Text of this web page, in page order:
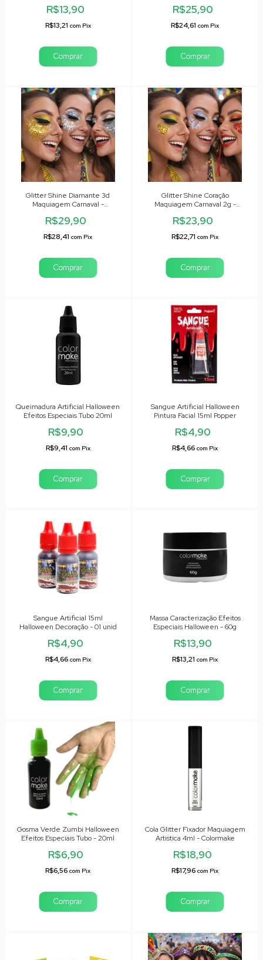
R$13,90
R$13,21 com Pix
Comprar
R$25,90
R$24,61com Pix
Comprar
Glitter Shine Diamante 3d
Maquiagem Carnaval -
R$29,90
R$28,41com Pix
Comprar
Glitter Shine Coração
Maquiagem Carnaval 2g -
R$23,90
R$22,71com Pix
Comprar
Queimadura Artificial Halloween
Efeitos Especiais Tubo 20ml
R$9,90
R$9,41 com Pix
Sangue Artificial Halloween
Pintura Facial 15ml Popper
R$4,90
R$4,66com Pix
Sangue Artificial 15ml
Halloween Decoração - 01 unid
R$4,90
R$4,66 com Pix
Massa Caracterização Efeitos
Especiais Halloween - 60g
R$13,90
R$13,21com Pix
Gosma Verde Zumbi Halloween
Efeitos Especiais Tubo - 20ml
R$6,90
R$6,56com Pix
Cola Glitter Fixador Maquiagem
Artistíca 4ml - Colormake
R$18,90
R$17,96com Pix